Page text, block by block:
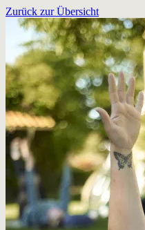
Zurück zur Übersicht